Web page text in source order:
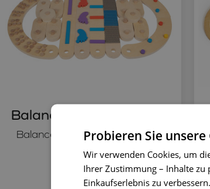
Balance, Fußentwicklung, ab 6
Monaten
Balancierbalken 8 Stck.
69 € 99 €
Probieren Sie unsere
Wir verwenden Cookies, um
Ihrer Zustimmung – Inhalte zu
Einkaufserlebnis zu